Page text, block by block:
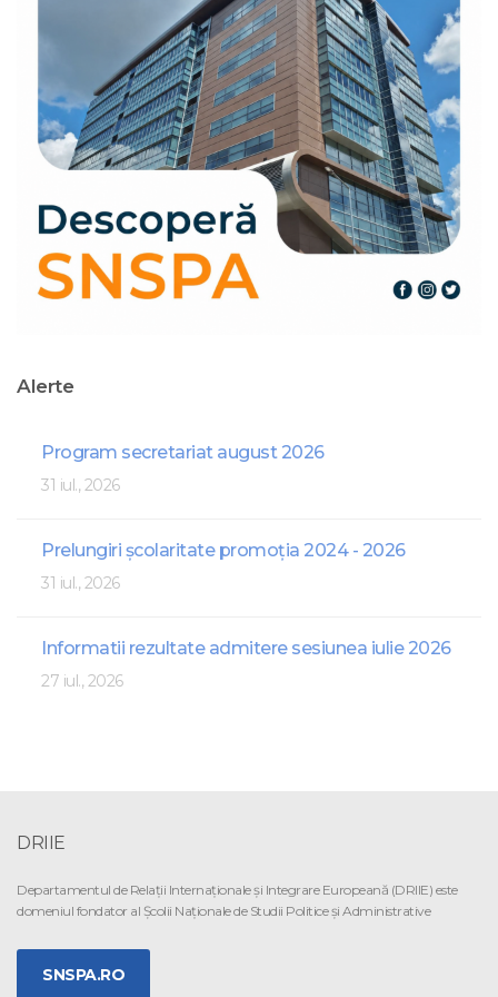
Alerte
Program secretariat august 2026
31 iul., 2026
Prelungiri școlaritate promoția 2024 - 2026
31 iul., 2026
Informatii rezultate admitere sesiunea iulie 2026
27 iul., 2026
DRIIE
Departamentul de Relaţii Internaţionale şi Integrare Europeană (DRIIE) este
domeniul fondator al Şcolii Naţionale de Studii Politice şi Administrative
SNSPA.RO